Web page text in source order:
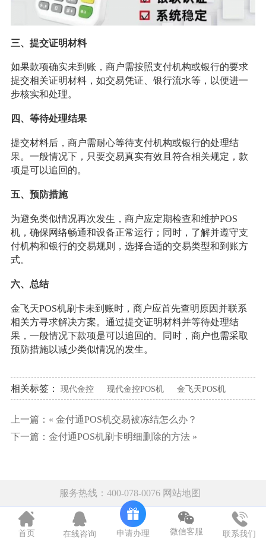
三、提交证明材料
如果款项确实未到账，商户需按照支付机构或银行的要求
提交相关证明材料，如交易凭证、银行流水等，以便进一
步核实和处理。
四、等待处理结果
提交材料后，商户需耐心等待支付机构或银行的处理结
果。一般情况下，只要交易真实有效且符合相关规定，款
项是可以追回的。
五、预防措施
为避免类似情况再次发生，商户应定期检查和维护POS
机，确保网络畅通和设备正常运行；同时，了解并遵守支
付机构和银行的交易规则，选择合适的交易类型和到账方
式。
六、总结
金飞天POS机刷卡未到账时，商户应首先查明原因并联系
相关方寻求解决方案。通过提交证明材料并等待处理结
果，一般情况下款项是可以追回的。同时，商户也需采取
预防措施以减少类似情况的发生。
相关标签： 现代金控 现代金控POS机 金飞天POS机
上一篇：« 金付通POS机交易被冻结怎么办？
下一篇： 金付通POS机刷卡明细删除的方法»
服务热线：400-078-0076 网站地图
首页 在线咨询 申请办理 微信客服 联系我们